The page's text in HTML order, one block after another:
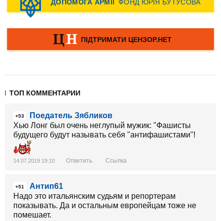
ТОП КОММЕНТАРИИ
+53
Поедатель Зябликов
Хью Лонг был очень неглупый мужик: "Фашисты
будущего будут называть себя "антифашистами"!
14.07.2019 19:10 Ответить Ссылка
+51
Антип61
Надо это итальянским судьям и репортерам
показывать. Да и остальным европейцам тоже не
помешает.